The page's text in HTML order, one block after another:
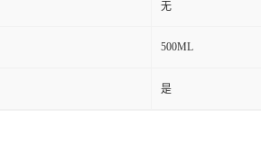
无
500ML
是